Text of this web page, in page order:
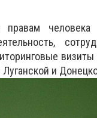
правам
и